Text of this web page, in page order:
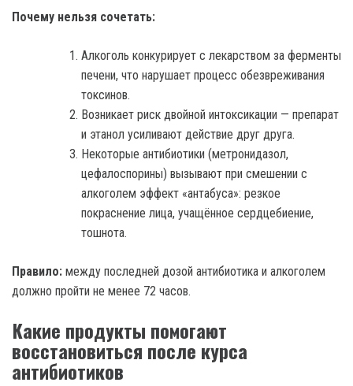
Почему нельзя сочетать:
Алкоголь конкурирует с лекарством за ферменты
печени, что нарушает процесс обезвреживания
токсинов.
Возникает риск двойной интоксикации — препарат
и этанол усиливают действие друг друга.
Некоторые антибиотики (метронидазол,
цефалоспорины) вызывают при смешении с
алкоголем эффект «антабуса»: резкое
покраснение лица, учащённое сердцебиение,
тошнота.
Правило: между последней дозой антибиотика и алкоголем
должно пройти не менее 72 часов.
Какие продукты помогают
восстановиться после курса
антибиотиков